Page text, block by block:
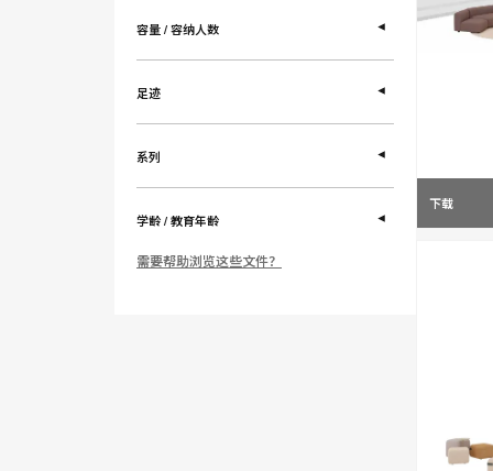
容量 / 容纳人数
足迹
系列
学齢 / 教育年齢
需要帮助浏览这些文件？
下载